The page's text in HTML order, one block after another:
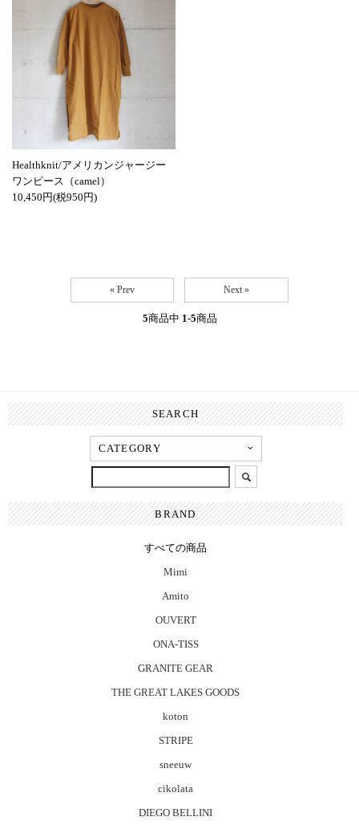
Healthknit/アメリカンジャージー
ワンピース（camel）
10,450円(税950円)
« Prev Next »
5商品中 1-5商品
SEARCH
BRAND
すべての商品
Mimi
Amito
OUVERT
ONA-TISS
GRANITE GEAR
THE GREAT LAKES GOODS
koton
STRIPE
sneeuw
cikolata
DIEGO BELLINI